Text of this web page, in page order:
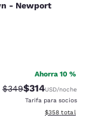
-
- Newport
493 reseñas
Ahorra 10 %
Precio tachado:
$349Precio con
$314USD/noche
Tarifa para socios
Ver detalles
$358 total